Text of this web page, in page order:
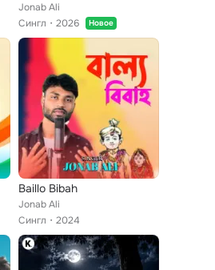
Jonab Ali
Сингл
2026 Новое
Baillo Bibah
Jonab Ali
Сингл
2024